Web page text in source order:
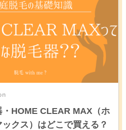
・HOME CLEAR MAX（ホ
クス）はどこで買える？